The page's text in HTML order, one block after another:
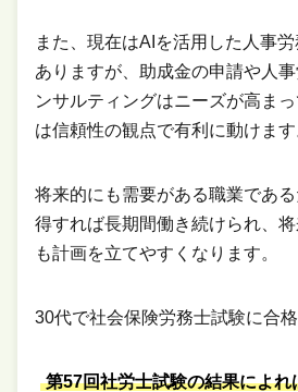
また、現在はAIを活用した人事
ありますが、助成金の申請や人
ンサルティングはニーズが高ま
は信頼性の観点で有利に動けます
将来的にも需要がある職業であ
得すれば長期間働き続けられ、
も計画を立てやすくなります。
30代で社会保険労務士試験に合
第57回社労士試験の結果によれ